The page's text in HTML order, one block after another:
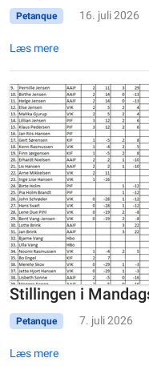
Petanque 16. juli 2026
Læs mere
Stillingen i
Petanque 7. juli 2026
Læs mere